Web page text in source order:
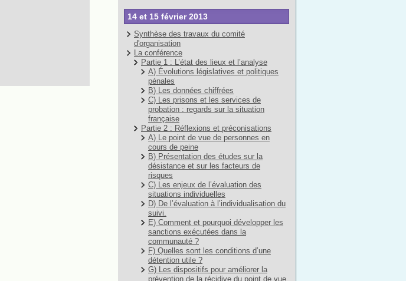
14 et 15 février 2013
Synthèse des travaux du comité
d'organisation
La conférence
Partie 1 : L’état des lieux et l’analyse
A) Évolutions législatives et politiques
pénales
B) Les données chiffrées
C) Les prisons et les services de
probation : regards sur la situation
française
Partie 2 : Réflexions et préconisations
A) Le point de vue de personnes en
cours de peine
B) Présentation des études sur la
désistance et sur les facteurs de
risques
C) Les enjeux de l’évaluation des
situations individuelles
D) De l’évaluation à l’individualisation du
suivi.
E) Comment et pourquoi développer les
sanctions exécutées dans la
communauté ?
F) Quelles sont les conditions d’une
détention utile ?
G) Les dispositifs pour améliorer la
prévention de la récidive du point de vue